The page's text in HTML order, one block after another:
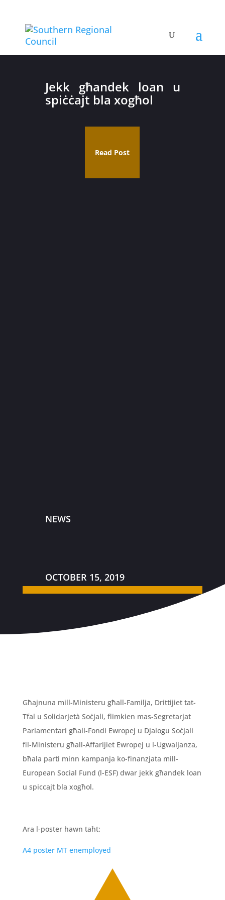
Jekk għandek loan u
spiċċajt bla xogħol
Read Post
NEWS
OCTOBER 15, 2019
Għajnuna mill-Ministeru għall-Familja, Drittijiet tat-
Tfal u Solidarjetà Soċjali, flimkien mas-Segretarjat
Parlamentari għall-Fondi Ewropej u Djalogu Soċjali
fil-Ministeru għall-Affarijiet Ewropej u l-Ugwaljanza,
bħala parti minn kampanja ko-finanzjata mill-
European Social Fund (l-ESF) dwar jekk għandek loan
u spiccajt bla xogħol.
Ara l-poster hawn taħt:
A4 poster MT enemployed